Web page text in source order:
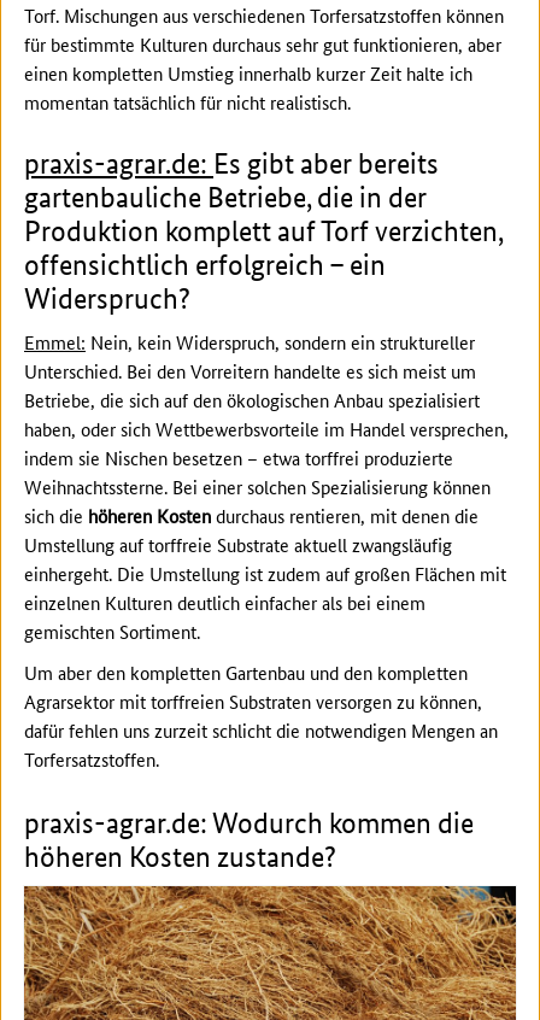
Torf. Mischungen aus verschiedenen Torfersatzstoffen können
für bestimmte Kulturen durchaus sehr gut funktionieren, aber
einen kompletten Umstieg innerhalb kurzer Zeit halte ich
momentan tatsächlich für nicht realistisch.
praxis-agrar.de: Es gibt aber bereits
gartenbauliche Betriebe, die in der
Produktion komplett auf Torf verzichten,
offensichtlich erfolgreich – ein
Widerspruch?
Emmel: Nein, kein Widerspruch, sondern ein struktureller
Unterschied. Bei den Vorreitern handelte es sich meist um
Betriebe, die sich auf den ökologischen Anbau spezialisiert
haben, oder sich Wettbewerbsvorteile im Handel versprechen,
indem sie Nischen besetzen – etwa torffrei produzierte
Weihnachtssterne. Bei einer solchen Spezialisierung können
sich die höheren Kostendurchaus rentieren, mit denen die
Umstellung auf torffreie Substrate aktuell zwangsläufig
einhergeht. Die Umstellung ist zudem auf großen Flächen mit
einzelnen Kulturen deutlich einfacher als bei einem
gemischten Sortiment.
Um aber den kompletten Gartenbau und den kompletten
Agrarsektor mit torffreien Substraten versorgen zu können,
dafür fehlen uns zurzeit schlicht die notwendigen Mengen an
Torfersatzstoffen.
praxis-agrar.de: Wodurch kommen die
höheren Kosten zustande?